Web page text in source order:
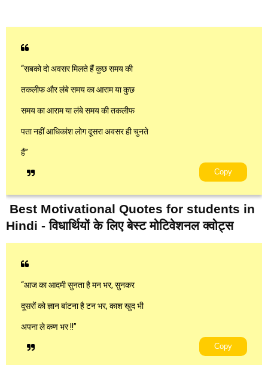
“सबको दो अवसर मिलते हैं कुछ समय की
तकलीफ और लंबे समय का आराम या कुछ
समय का आराम या लंबे समय की तकलीफ
पता नहीं आधिकांश लोग दूसरा अवसर ही चुनते
हैं”
Copy
Best Motivational Quotes for students in
Hindi - विधार्थियों के लिए बेस्ट मोटिवेशनल क्वोट्स
“आज का आदमी सुनता है मन भर, सुनकर
दूसरों को ज्ञान बांटना है टन भर, काश खुद भी
अपना ले कण भर !!”
Copy